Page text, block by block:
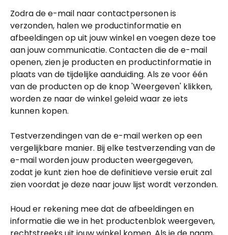
Zodra de e-mail naar contactpersonen is
verzonden, halen we productinformatie en
afbeeldingen op uit jouw winkel en voegen deze toe
aan jouw communicatie. Contacten die de e-mail
openen, zien je producten en productinformatie in
plaats van de tijdelijke aanduiding. Als ze voor één
van de producten op de knop 'Weergeven' klikken,
worden ze naar de winkel geleid waar ze iets
kunnen kopen.
Testverzendingen van de e-mail werken op een
vergelijkbare manier. Bij elke testverzending van de
e-mail worden jouw producten weergegeven,
zodat je kunt zien hoe de definitieve versie eruit zal
zien voordat je deze naar jouw lijst wordt verzonden.
Houd er rekening mee dat de afbeeldingen en
informatie die we in het productenblok weergeven,